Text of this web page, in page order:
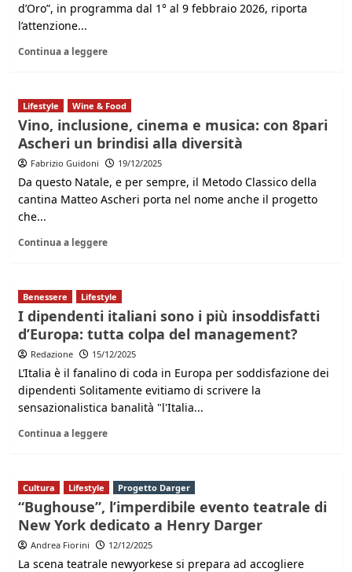
d’Oro”, in programma dal 1° al 9 febbraio 2026, riporta
l’attenzione...
Continua a leggere
Lifestyle Wine & Food
Vino, inclusione, cinema e musica: con 8pari
Ascheri un brindisi alla diversità
Fabrizio Guidoni 19/12/2025
Da questo Natale, e per sempre, il Metodo Classico della
cantina Matteo Ascheri porta nel nome anche il progetto
che...
Continua a leggere
Benessere Lifestyle
I dipendenti italiani sono i più insoddisfatti
d’Europa: tutta colpa del management?
Redazione 15/12/2025
L’Italia è il fanalino di coda in Europa per soddisfazione dei
dipendenti Solitamente evitiamo di scrivere la
sensazionalistica banalità "l'Italia...
Continua a leggere
Cultura Lifestyle Progetto Darger
“Bughouse”, l’imperdibile evento teatrale di
New York dedicato a Henry Darger
Andrea Fiorini 12/12/2025
La scena teatrale newyorkese si prepara ad accogliere